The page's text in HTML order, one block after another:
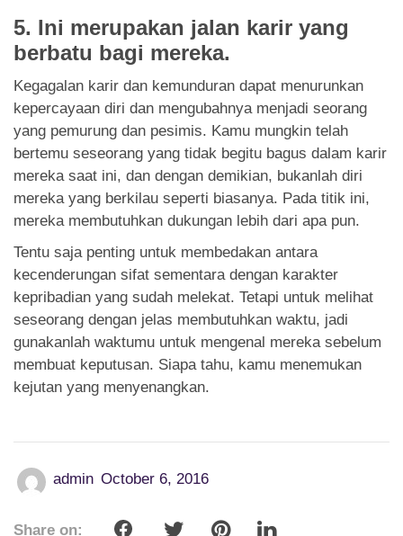
5. Ini merupakan jalan karir yang
berbatu bagi mereka.
Kegagalan karir dan kemunduran dapat menurunkan
kepercayaan diri dan mengubahnya menjadi seorang
yang pemurung dan pesimis. Kamu mungkin telah
bertemu seseorang yang tidak begitu bagus dalam karir
mereka saat ini, dan dengan demikian, bukanlah diri
mereka yang berkilau seperti biasanya. Pada titik ini,
mereka membutuhkan dukungan lebih dari apa pun.
Tentu saja penting untuk membedakan antara
kecenderungan sifat sementara dengan karakter
kepribadian yang sudah melekat. Tetapi untuk melihat
seseorang dengan jelas membutuhkan waktu, jadi
gunakanlah waktumu untuk mengenal mereka sebelum
membuat keputusan. Siapa tahu, kamu menemukan
kejutan yang menyenangkan.
admin October 6, 2016
Share on: